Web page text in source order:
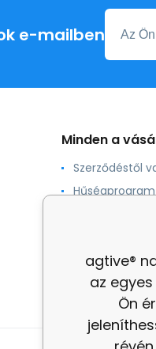
e-mailben
Minden a
Szerződéstől
Hűségprogram
Feltételek és
agtive®
az
Ön